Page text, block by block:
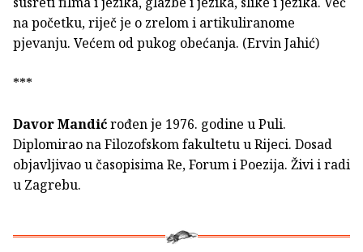
na početku, riječ je o zrelom i artikuliranome
pjevanju. Većem od pukog obećanja. (Ervin Jahić)
***
Davor Mandićrođen je 1976. godine u Puli.
Diplomirao na Filozofskom fakultetu u Rijeci. Dosad
objavljivao u časopisima Re, Forum i Poezija. Živi i radi
u Zagrebu.